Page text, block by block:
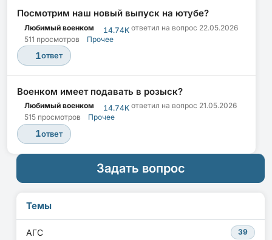
Посмотрим наш новый выпуск на ютубе?
Любимый военком 14.74Kответил на вопрос 22.05.2026
511 просмотров
Прочее
1ответ
Военком имеет подавать в розыск?
Любимый военком 14.74Kответил на вопрос 21.05.2026
515 просмотров
Прочее
1ответ
Задать вопрос
Темы
АГС 39